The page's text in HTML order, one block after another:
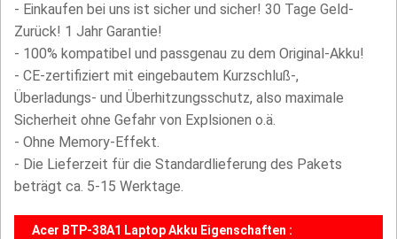
- Einkaufen bei uns ist sicher und sicher! 30 Tage Geld-
Zurück! 1 Jahr Garantie!
- 100% kompatibel und passgenau zu dem Original-Akku!
- CE-zertifiziert mit eingebautem Kurzschluß-,
Überladungs- und Überhitzungsschutz, also maximale
Sicherheit ohne Gefahr von Explsionen o.ä.
- Ohne Memory-Effekt.
- Die Lieferzeit für die Standardlieferung des Pakets
beträgt ca. 5-15 Werktage.
Acer BTP-38A1 Laptop Akku Eigenschaften :